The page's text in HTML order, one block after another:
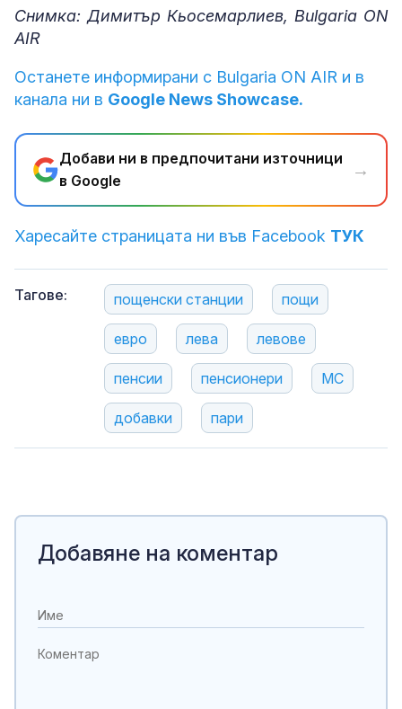
Снимка: Димитър Кьосемарлиев, Bulgaria ON
AIR
Останете информирани с Bulgaria ON AIR и в
канала ни в Google News Showcase.
Добави ни в предпочитани източници
в Google
→
Харесайте страницата ни във Facebook ТУК
Тагове: пощенски станции пощи
евро лева левове
пенсии пенсионери МС
добавки пари
Добавяне на коментар